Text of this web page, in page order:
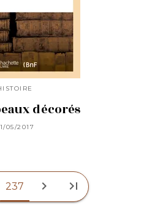
décorés
05/2017
237 chevron_right last_page